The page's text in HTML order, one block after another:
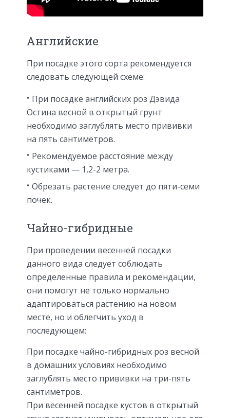
Английские
При посадке этого сорта рекомендуется
следовать следующей схеме:
При посадке английских роз Дэвида
Остина весной в открытый грунт
необходимо заглублять место прививки
на пять сантиметров.
Рекомендуемое расстояние между
кустиками — 1,2-2 метра.
Обрезать растение следует до пяти-семи
почек.
Чайно-гибридные
При проведении весенней посадки
данного вида следует соблюдать
определенные правила и рекомендации,
они помогут не только нормально
адаптироваться растению на новом
месте, но и облегчить уход в
последующем:
При посадке чайно-гибридных роз весной
в домашних условиях необходимо
заглублять место прививки на три-пять
сантиметров.
При весенней посадке кустов в открытый